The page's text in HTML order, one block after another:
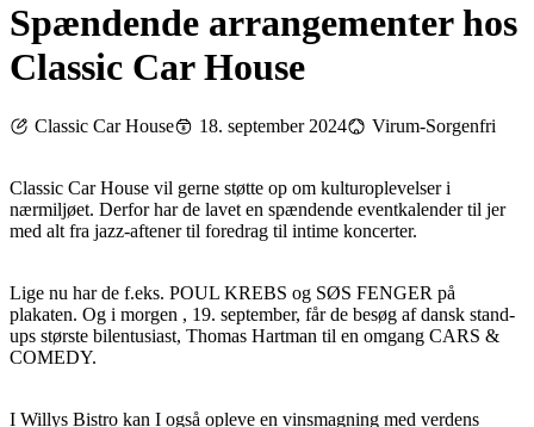
Spændende arrangementer hos
Classic Car House
Classic Car House 18. september 2024 Virum-Sorgenfri
Classic Car House vil gerne støtte op om kulturoplevelser i
nærmiljøet. Derfor har de lavet en spændende eventkalender til jer
med alt fra jazz-aftener til foredrag til intime koncerter.
Lige nu har de f.eks. POUL KREBS og SØS FENGER på
plakaten. Og i morgen , 19. september, får de besøg af dansk stand-
ups største bilentusiast, Thomas Hartman til en omgang CARS &
COMEDY.
I Willys Bistro kan I også opleve en vinsmagning med verdens